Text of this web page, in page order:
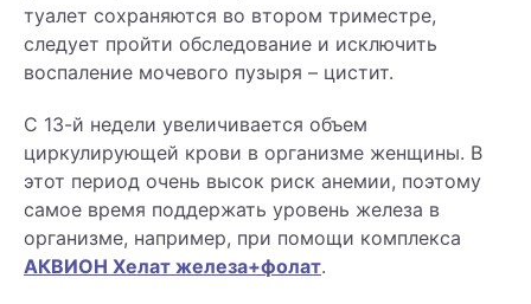
туалет сохраняются во втором триместре,
следует пройти обследование и исключить
воспаление мочевого пузыря – цистит.
С 13-й недели увеличивается объем
циркулирующей крови в организме женщины. В
этот период очень высок риск анемии, поэтому
самое время поддержать уровень железа в
организме, например, при помощи комплекса
АКВИОН Хелат железа+фолат.